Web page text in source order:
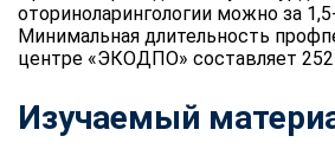
оториноларингологии можно за
Минимальная длительность
центре «ЭКОДПО» составляет 252
Изучаемый